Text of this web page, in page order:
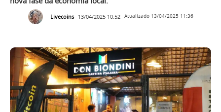
Livecoins 13/04/2025 10:52 Atualizado 13/04/2025 11:36